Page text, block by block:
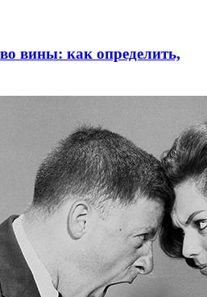
вины: как определить,